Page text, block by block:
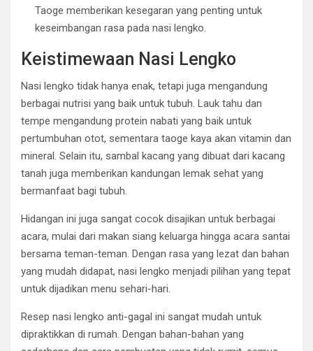
Taoge memberikan kesegaran yang penting untuk
keseimbangan rasa pada nasi lengko.
Keistimewaan Nasi Lengko
Nasi lengko tidak hanya enak, tetapi juga mengandung
berbagai nutrisi yang baik untuk tubuh. Lauk tahu dan
tempe mengandung protein nabati yang baik untuk
pertumbuhan otot, sementara taoge kaya akan vitamin dan
mineral. Selain itu, sambal kacang yang dibuat dari kacang
tanah juga memberikan kandungan lemak sehat yang
bermanfaat bagi tubuh.
Hidangan ini juga sangat cocok disajikan untuk berbagai
acara, mulai dari makan siang keluarga hingga acara santai
bersama teman-teman. Dengan rasa yang lezat dan bahan
yang mudah didapat, nasi lengko menjadi pilihan yang tepat
untuk dijadikan menu sehari-hari.
Resep nasi lengko anti-gagal ini sangat mudah untuk
dipraktikkan di rumah. Dengan bahan-bahan yang